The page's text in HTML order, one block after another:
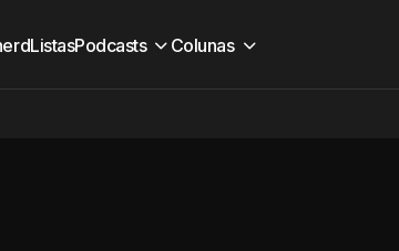
ListasPodcasts Colunas